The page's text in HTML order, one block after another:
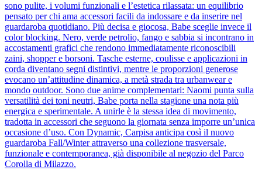
sono pulite, i volumi funzionali e l’estetica rilassata: un equilibrio
pensato per chi ama accessori facili da indossare e da inserire nel
guardaroba quotidiano. Più decisa e giocosa, Babe sceglie invece il
color blocking. Nero, verde petrolio, fango e sabbia si incontrano in
accostamenti grafici che rendono immediatamente riconoscibili
zaini, shopper e borsoni. Tasche esterne, coulisse e applicazioni in
corda diventano segni distintivi, mentre le proporzioni generose
evocano un’attitudine dinamica, a metà strada tra urbanwear e
mondo outdoor. Sono due anime complementari: Naomi punta sulla
versatilità dei toni neutri, Babe porta nella stagione una nota più
energica e sperimentale. A unirle è la stessa idea di movimento,
tradotta in accessori che seguono la giornata senza imporre un’unica
occasione d’uso. Con Dynamic, Carpisa anticipa così il nuovo
guardaroba Fall/Winter attraverso una collezione trasversale,
funzionale e contemporanea, già disponibile al negozio del Parco
Corolla di Milazzo.